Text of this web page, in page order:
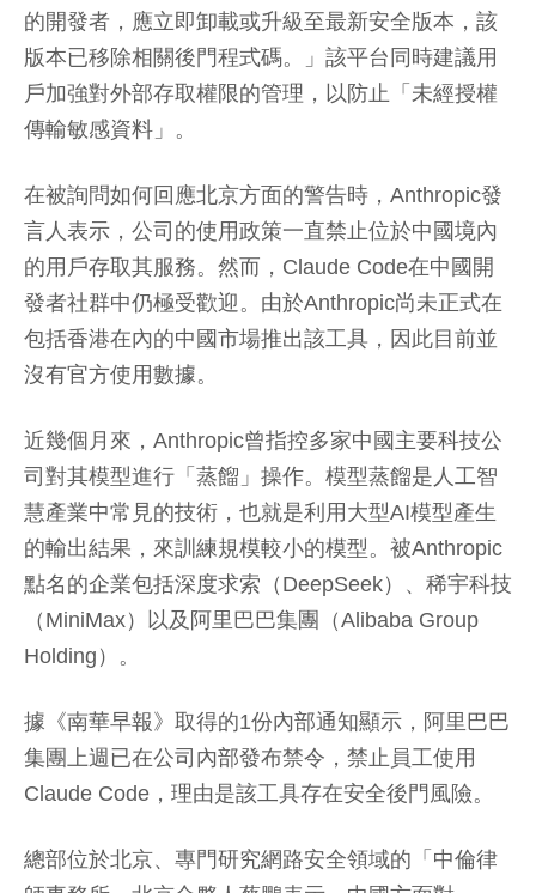
的開發者，應立即卸載或升級至最新安全版本，該
版本已移除相關後門程式碼。」該平台同時建議用
戶加強對外部存取權限的管理，以防止「未經授權
傳輸敏感資料」。
在被詢問如何回應北京方面的警告時，Anthropic發
言人表示，公司的使用政策一直禁止位於中國境內
的用戶存取其服務。然而，Claude Code在中國開
發者社群中仍極受歡迎。由於Anthropic尚未正式在
包括香港在內的中國市場推出該工具，因此目前並
沒有官方使用數據。
近幾個月來，Anthropic曾指控多家中國主要科技公
司對其模型進行「蒸餾」操作。模型蒸餾是人工智
慧產業中常見的技術，也就是利用大型AI模型產生
的輸出結果，來訓練規模較小的模型。被Anthropic
點名的企業包括深度求索（DeepSeek）、稀宇科技
（MiniMax）以及阿里巴巴集團（Alibaba Group
Holding）。
據《南華早報》取得的1份內部通知顯示，阿里巴巴
集團上週已在公司內部發布禁令，禁止員工使用
Claude Code，理由是該工具存在安全後門風險。
總部位於北京、專門研究網路安全領域的「中倫律